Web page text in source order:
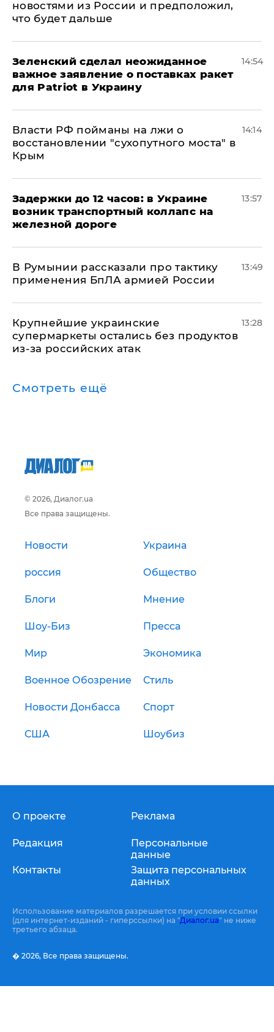
новостями из России и предположил,
что будет дальше
Зеленский сделал неожиданное
важное заявление о поставках ракет
для Patriot в Украину
14:54
Власти РФ пойманы на лжи о
восстановлении "сухопутного моста" в
Крым
14:14
Задержки до 12 часов: в Украине
возник транспортный коллапс на
железной дороге
13:57
В Румынии рассказали про тактику
применения БпЛА армией России
13:49
Крупнейшие украинские
супермаркеты остались без продуктов
из-за российских атак
13:28
Смотреть ещё
© 2026, Диалог.ua
Все права защищены.
Новости Украина
россия Общество
Блоги Мнение
Шоу-Биз Пресса
Мир Экономика
Военное Обозрение Стиль
Новости Донбасса Спорт
США Шоубиз
О проекте
Редакция
Контакты
Реклама
Персональные
данные
Защита персональных
данных
Использование материалов разрешается при условии ссылки
(для интернет-изданий - гиперссылки) на "Диалог.ua" не ниже
третьего абзаца.
� 2026, Все права защищены.